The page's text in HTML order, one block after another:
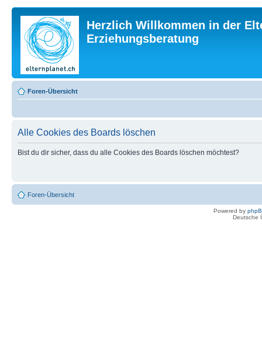
Herzlich Willkommen in der
Erziehungsberatung
Foren-Übersicht
Alle Cookies des Boards löschen
Bist du dir sicher, dass du alle Cookies des Boards löschen möchtest?
Foren-Übersicht
Powered by
Deutsche